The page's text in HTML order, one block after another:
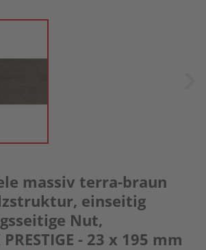
massiv terra-braun
einseitig
Nut,
PRESTIGE - 23 x 195 mm